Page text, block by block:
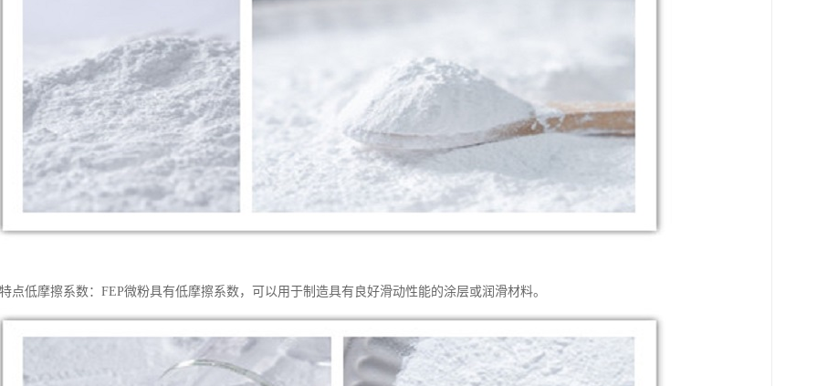
点低摩擦系数：FEP微粉具有低摩擦系数，可以用于制造具有良好滑动性能的涂层或润滑材料。